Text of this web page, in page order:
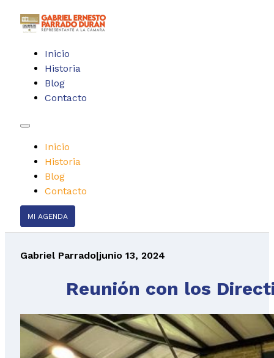
Inicio
Historia
Blog
Contacto
Inicio
Historia
Blog
Contacto
MI AGENDA
Gabriel Parrado|junio 13, 2024
Reunión con los